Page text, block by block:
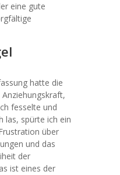
eine gute
hatte die
fesselte und
las, spürte ich ein
über
und das
der
ist eines der